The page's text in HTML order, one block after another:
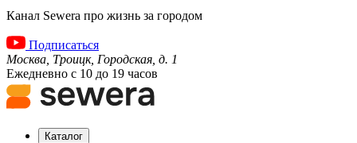
Канал Sewera про жизнь за городом
Подписаться
Москва, Троицк, Городская, д. 1
Ежедневно с 10 до 19 часов
Каталог